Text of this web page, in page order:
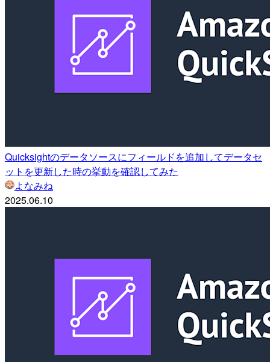
Quicksightのデータソースにフィールドを追加してデータセ
ットを更新した時の挙動を確認してみた
よなみね
2025.06.10